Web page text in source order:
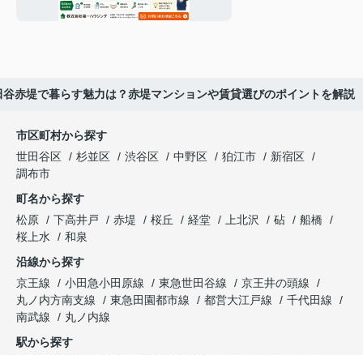
谷赤堤で暮らす魅力は？赤堤マンションや賃貸選びのポイントを解説
市区町村から探す
世田谷区
杉並区 渋谷区 中野区 狛江市
新宿区
調布市
町名から探す
松原
下高井戸 赤堤 桜丘 経堂 上北沢 砧
船橋
桜上水
和泉
沿線から探す
京王線
小田急小田原線 東急世田谷線
京王井の頭線
丸ノ内方南支線
東急田園都市線 都営大江戸線
千代田線
南武線
丸ノ内線
駅から探す